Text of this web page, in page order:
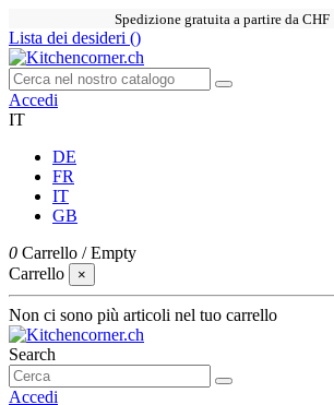
Spedizione gratuita a partire da CHF
Lista dei desideri ()
Accedi
IT
DE
FR
IT
GB
0 Carrello /Empty
Carrello
×
Non ci sono più articoli nel tuo carrello
Search
Accedi